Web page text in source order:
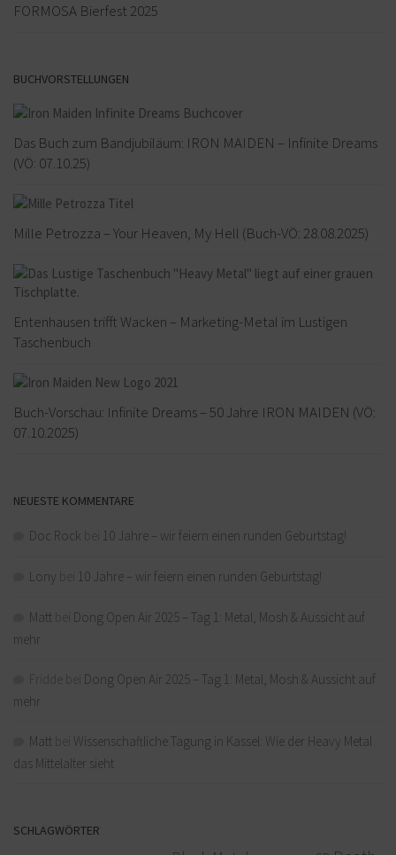
FORMOSA Bierfest 2025
BUCHVORSTELLUNGEN
Das Buch zum Bandjubiläum: IRON MAIDEN – Infinite Dreams
(VÖ: 07.10.25)
Mille Petrozza – Your Heaven, My Hell (Buch-VÖ: 28.08.2025)
Entenhausen trifft Wacken – Marketing-Metal im Lustigen
Taschenbuch
Buch-Vorschau: Infinite Dreams – 50 Jahre IRON MAIDEN (VÖ:
07.10.2025)
NEUESTE KOMMENTARE
Doc Rock 10 Jahre – wir feiern einen runden Geburtstag!
Lony 10 Jahre – wir feiern einen runden Geburtstag!
Matt
Dong Open Air 2025 – Tag 1: Metal, Mosh & Aussicht auf
mehr
Dong Open Air 2025 – Tag 1: Metal, Mosh & Aussicht auf
mehr
Matt
Wissenschaftliche Tagung in Kassel: Wie der Heavy Metal
das Mittelalter sieht
SCHLAGWÖRTER